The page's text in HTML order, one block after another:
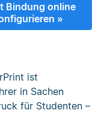
Bindung online
»
ist
in Sachen
für Studenten –